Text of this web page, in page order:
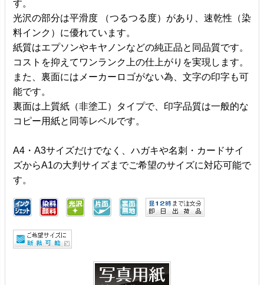
す。
光沢の部分は平滑度 （つるつる度）があり、速乾性（染
料インク）に優れています。
紙質はエプソンやキヤノンなどの純正品と同品質です。
コストを抑えてワンランク上の仕上がりを実現します。
また、裏面にはメーカーロゴがない為、文字の印字も可
能です。
裏面は上質紙（非塗工）タイプで、印字品質は一般的な
コピー用紙と同等レベルです。
A4・A3サイズだけでなく、ハガキや名刺・カードサイ
ズからA1の大判サイズまでご希望のサイズに対応可能で
す。